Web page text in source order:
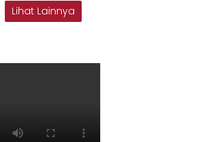
Lihat Lainnya